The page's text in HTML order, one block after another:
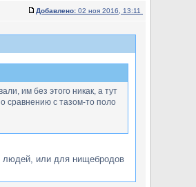
Добавлено: 02 ноя 2016, 13:11
им без этого никак, а тут
сравнению с тазом-то поло
людей, или для нищебродов